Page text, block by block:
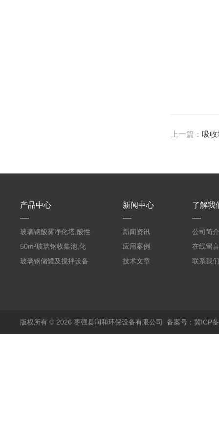
上一篇： 吸
产品中心
玻璃钢酸雾净化塔,酸性
废气洗涤塔处理工艺
50m³玻璃钢收集池,化
粪罐
玻璃钢储罐及搅拌设备
新闻中心
新闻资讯
应用案例
技术文章
了解我
公司简介
在线留言
联系我们
版权所有 © 2026 枣强县润和环保设备有限公司 备案号：冀ICP